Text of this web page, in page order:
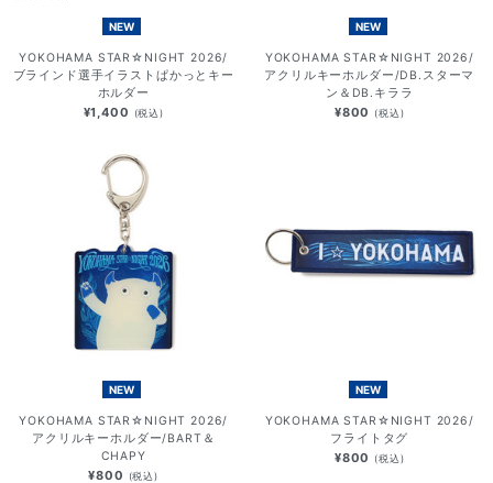
NEW
YOKOHAMA STAR☆NIGHT 2026/
ブラインド選手イラストぱかっとキー
ホルダー
¥1,400 (税込)
NEW
YOKOHAMA STAR☆NIGHT 2026/
アクリルキーホルダー/DB.スターマ
ン＆DB.キララ
¥800 (税込)
NEW
YOKOHAMA STAR☆NIGHT 2026/
アクリルキーホルダー/BART＆
CHAPY
¥800 (税込)
NEW
YOKOHAMA STAR☆NIGHT 2026/
フライトタグ
¥800 (税込)